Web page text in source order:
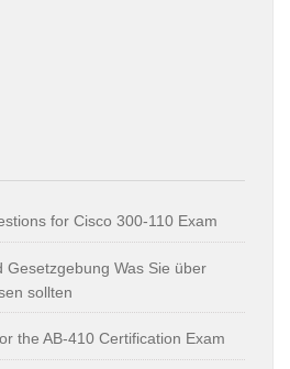
for Cisco 300-110 Exam
Gesetzgebung Was Sie über
sollten
the AB-410 Certification Exam